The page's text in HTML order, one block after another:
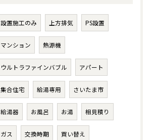
設置施工のみ 上方排気 PS設置
マンション 熱源機
ウルトラファインバブル アパート
集合住宅 給湯専用 さいたま市
給湯器 お風呂 お湯 相見積り
ガス 交換時期 買い替え